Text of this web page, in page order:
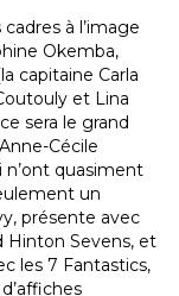
à l’image
Okemba,
capitaine Carla
et Lina
sera le grand
Cécile
n’ont quasiment
un
présente avec
Hinton Sevens, et
les 7 Fantastics,